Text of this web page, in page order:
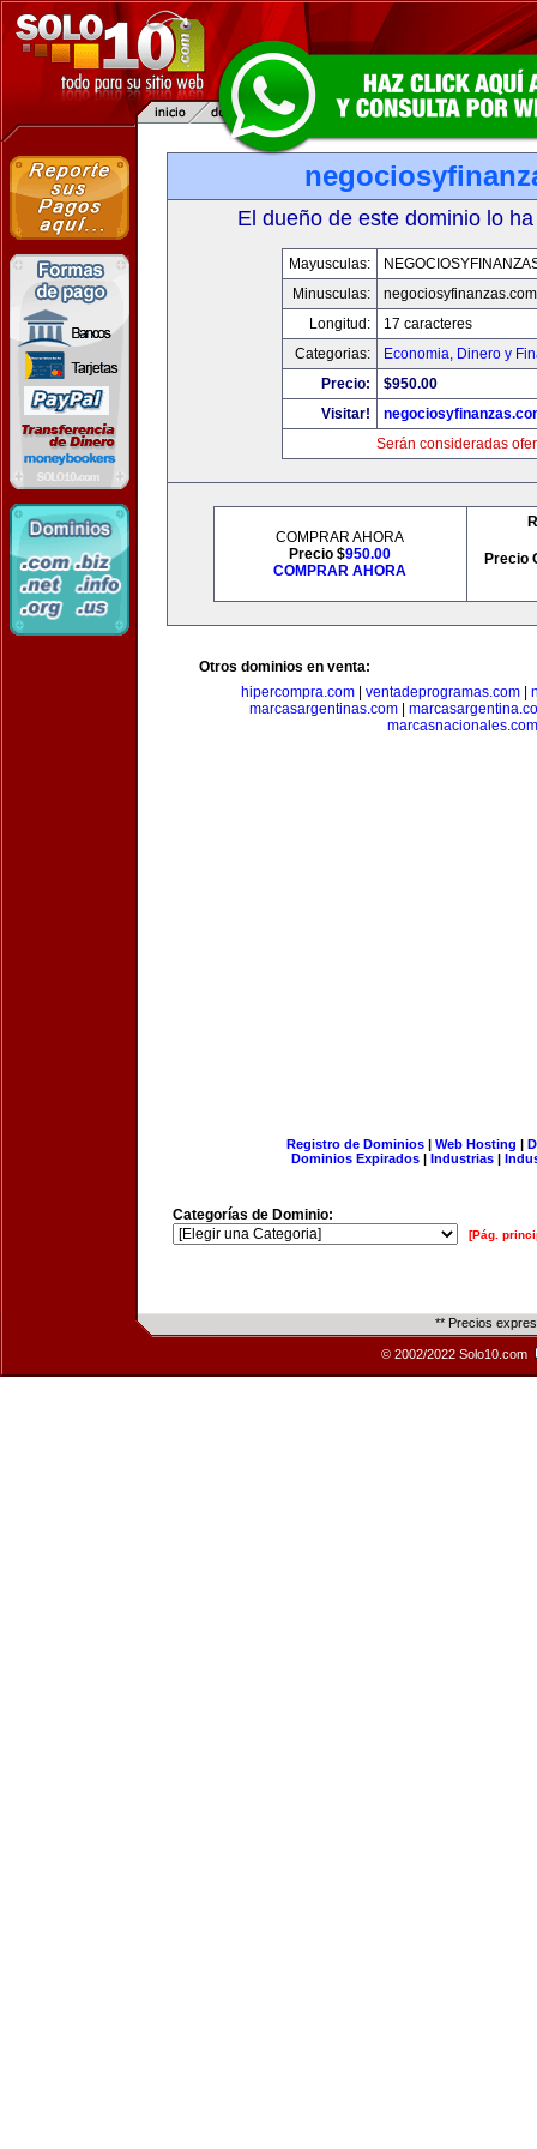
El dueño de este dominio lo
Mayusculas:
Minusculas:
negociosyfinanzas.com
Longitud:
17 caracteres
Categorias:
Economia, Dinero y
Precio:
$950.00
Visitar!
Serán consideradas
COMPRAR AHORA
Precio $950.00
COMPRAR AHORA
Precio
Otros dominios en venta:
hipercompra.com
ventadeprogramas.com
marcasargentinas.com
marcasnacionales.com
Registro de Dominios| Web Hosting |
Dominios Expirados | Industrias |
Categorías de Dominio:
[Pág.
** Precios
© 2002/2022 Solo10.com